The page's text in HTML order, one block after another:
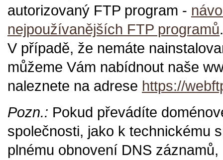
autorizovaný FTP program -
nejpoužívanějších FTP programů.
V případě, že nemáte
můžeme Vám nabídnout naše
naleznete na adrese https://
Pozn.: Pokud převádíte
společnosti, jako k technickému
plnému obnovení DNS